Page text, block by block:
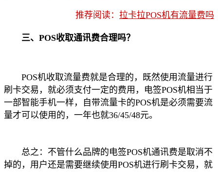
推荐阅读： 拉卡拉POS机有流量费吗
三、POS收取通讯费合理吗？
POS机收取流量费就是合理的，既然使用流量进行
刷卡交易，就必须支付一定的费用，电签POS机相当于
一部智能手机一样，自带流量卡的POS机是必须需要流
量才可以使用的，一年也就36/45/48元。
总之：不管什么品牌的电签POS机通讯费是取消不
掉的，用户还是需要继续使用POS机进行刷卡交易，就